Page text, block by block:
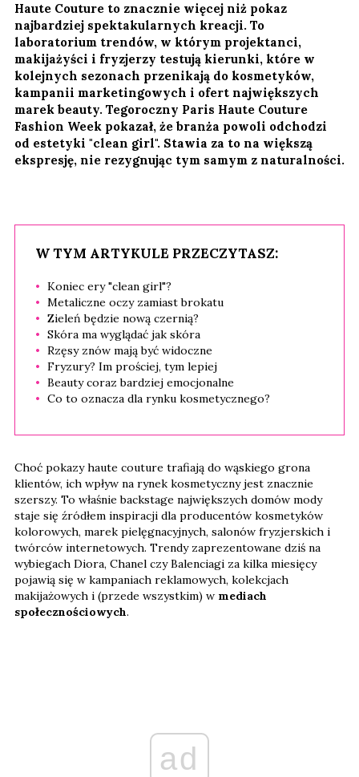
Haute Couture to znacznie więcej niż pokaz
najbardziej spektakularnych kreacji. To
laboratorium trendów, w którym projektanci,
makijażyści i fryzjerzy testują kierunki, które w
kolejnych sezonach przenikają do kosmetyków,
kampanii marketingowych i ofert największych
marek beauty. Tegoroczny Paris Haute Couture
Fashion Week pokazał, że branża powoli odchodzi
od estetyki "clean girl". Stawia za to na większą
ekspresję, nie rezygnując tym samym z naturalności.
W TYM ARTYKULE PRZECZYTASZ:
Koniec ery "clean girl"?
Metaliczne oczy zamiast brokatu
Zieleń będzie nową czernią?
Skóra ma wyglądać jak skóra
Rzęsy znów mają być widoczne
Fryzury? Im prościej, tym lepiej
Beauty coraz bardziej emocjonalne
Co to oznacza dla rynku kosmetycznego?
Choć pokazy haute couture trafiają do wąskiego grona
klientów, ich wpływ na rynek kosmetyczny jest znacznie
szerszy. To właśnie backstage największych domów mody
staje się źródłem inspiracji dla producentów kosmetyków
kolorowych, marek pielęgnacyjnych, salonów fryzjerskich i
twórców internetowych. Trendy zaprezentowane dziś na
wybiegach Diora, Chanel czy Balenciagi za kilka miesięcy
pojawią się w kampaniach reklamowych, kolekcjach
makijażowych i (przede wszystkim) w mediach
społecznościowych.
ad